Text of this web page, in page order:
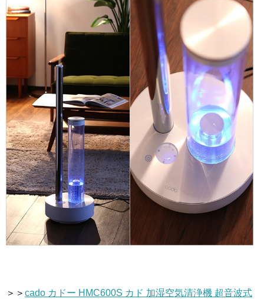
＞＞ cado カドー HMC600S カド 加湿空気清浄機 超音波式